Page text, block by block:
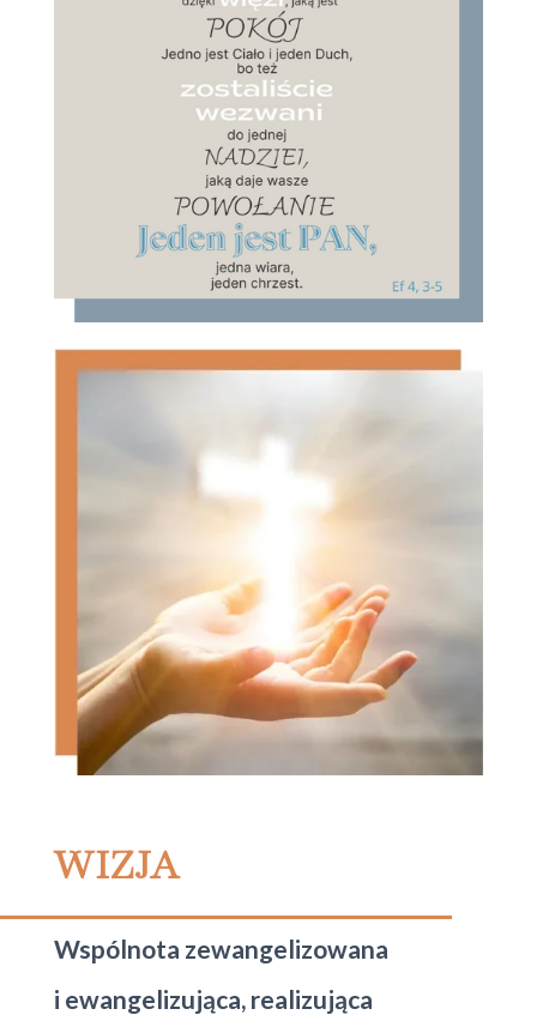
WIZJA
Wspólnota zewangelizowana
i ewangelizująca, realizująca